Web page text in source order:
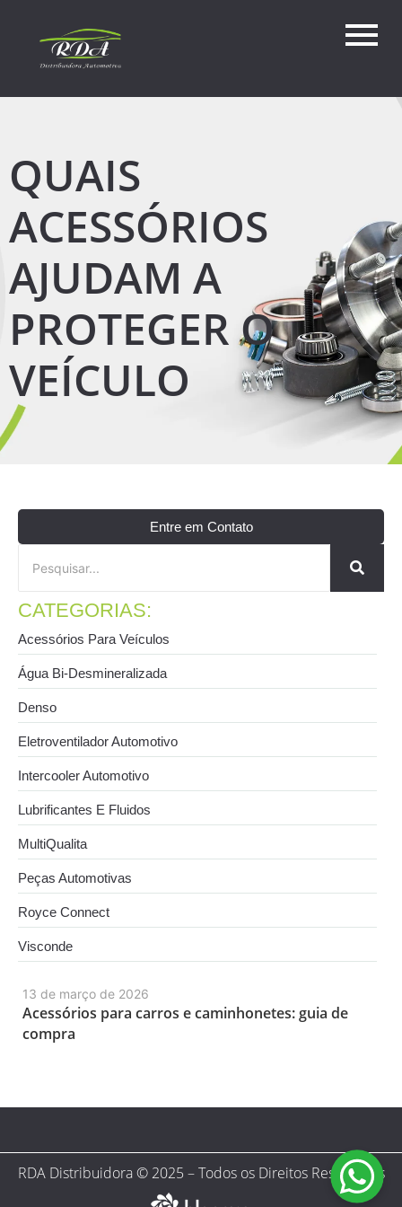
QUAIS
ACESSÓRIOS
AJUDAM A
PROTEGER O
VEÍCULO
13 de março de 2026
Acessórios para carros e caminhonetes: guia de
compra
Entre em Contato
CATEGORIAS:
Acessórios Para Veículos
Água Bi-Desmineralizada
Denso
Eletroventilador Automotivo
Intercooler Automotivo
Lubrificantes E Fluidos
MultiQualita
Peças Automotivas
Royce Connect
Visconde
RDA Distribuidora © 2025 – Todos os Direitos Reservados